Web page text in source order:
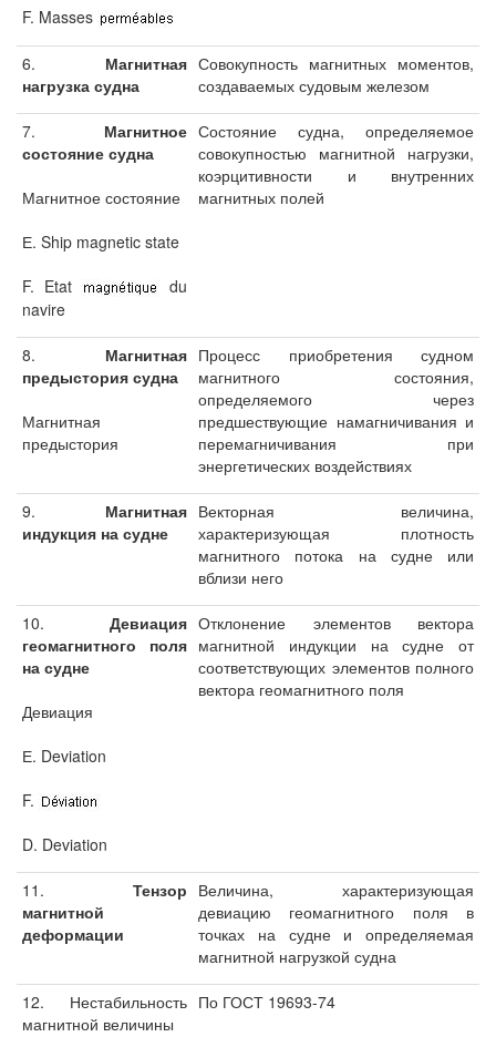
F. Masses
6. Магнитная
нагрузка судна
Совокупность магнитных моментов,
создаваемых судовым железом
7. Магнитное
состояние судна
Магнитное состояние
Е. Ship magnetic state
F. Etat
du
navire
Состояние судна, определяемое
совокупностью магнитной нагрузки,
коэрцитивности и внутренних
магнитных полей
8. Магнитная
предыстория судна
Магнитная
предыстория
Процесс приобретения судном
магнитного состояния,
определяемого через
предшествующие намагничивания и
перемагничивания при
энергетических воздействиях
9. Магнитная
индукция на судне
Векторная величина,
характеризующая плотность
магнитного потока на судне или
вблизи него
10. Девиация
геомагнитного поля
на судне
Девиация
Е. Deviation
F.
D. Deviation
Отклонение элементов вектора
магнитной индукции на судне от
соответствующих элементов полного
вектора геомагнитного поля
11. Тензор
магнитной
деформации
Величина, характеризующая
девиацию геомагнитного поля в
точках на судне и определяемая
магнитной нагрузкой судна
12. Нестабильность
магнитной величины
По ГОСТ 19693-74